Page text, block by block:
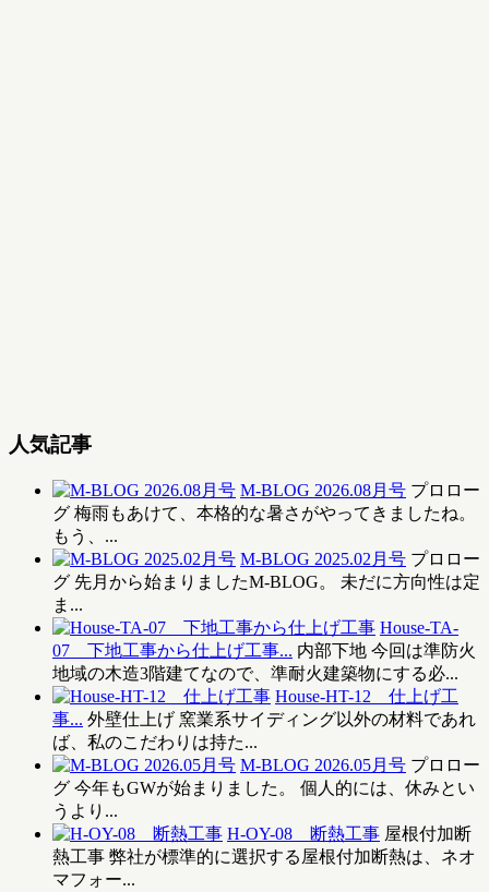
人気記事
M-BLOG 2026.08月号 プロロー
グ 梅雨もあけて、本格的な暑さがやってきましたね。
もう、...
M-BLOG 2025.02月号 プロロー
グ 先月から始まりましたM-BLOG。 未だに方向性は定
ま...
House-TA-
07 下地工事から仕上げ工事... 内部下地 今回は準防火
地域の木造3階建てなので、準耐火建築物にする必...
House-HT-12 仕上げ工
事... 外壁仕上げ 窯業系サイディング以外の材料であれ
ば、私のこだわりは持た...
M-BLOG 2026.05月号 プロロー
グ 今年もGWが始まりました。 個人的には、休みとい
うより...
H-OY-08 断熱工事 屋根付加断
熱工事 弊社が標準的に選択する屋根付加断熱は、ネオ
マフォー...